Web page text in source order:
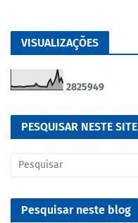
VISUALIZAÇÕES
2825949
PESQUISAR NESTE SITE
Pesquisar neste blog